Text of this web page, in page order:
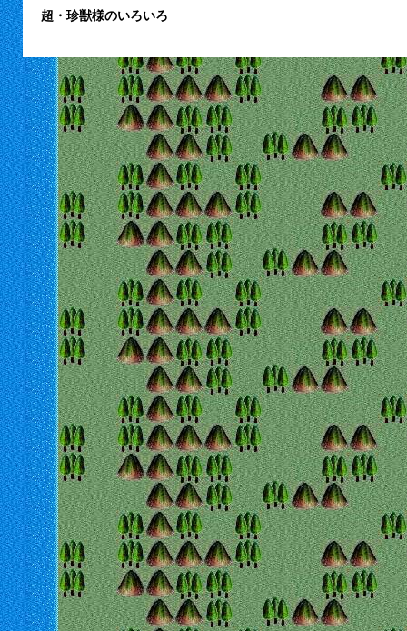
超・珍獣様のいろいろ